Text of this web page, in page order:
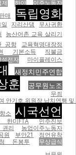
제 하야
이주노동자
매 독립영화
지리산댐
무사귀환
농산어촌 교육 살리기
공항
교육혁명대장정
기본소득
직불금
성전자 마이플레이스
새정치민주연합
훈 공무원노조
무죄
안기호 위원장 납치연행
항소 시국선언
미FTA
민주진보
리
농업이주노동자
원 부안21
정언유착
돈봉투 무상급식